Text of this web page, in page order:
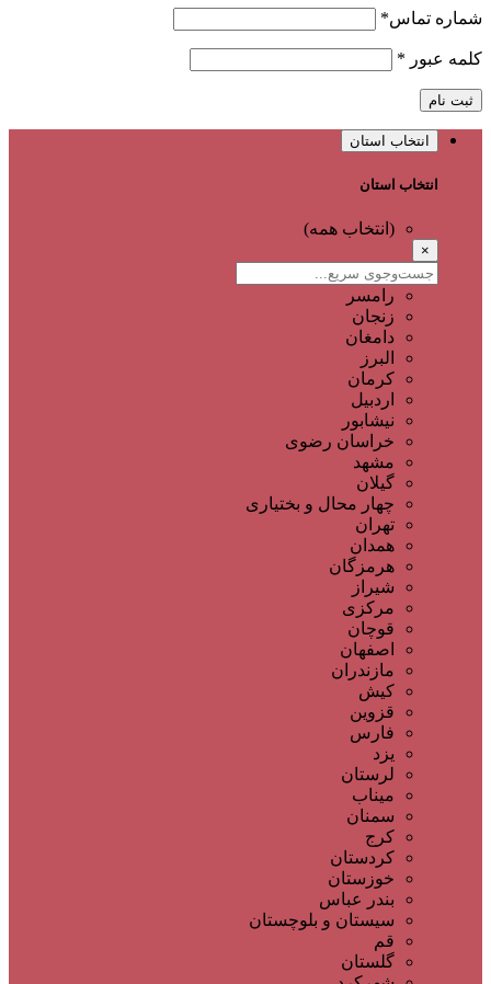
شماره تماس*
کلمه عبور *
ثبت نام
انتخاب استان
انتخاب استان
(انتخاب همه)
×
رامسر
زنجان
دامغان
البرز
کرمان
اردبیل
نیشابور
خراسان رضوی
مشهد
گیلان
چهار محال و بختیاری
تهران
همدان
هرمزگان
شیراز
مرکزی
قوچان
اصفهان
مازندران
کیش
قزوین
فارس
یزد
لرستان
میناب
سمنان
کرج
کردستان
خوزستان
بندر عباس
سیستان و بلوچستان
قم
گلستان